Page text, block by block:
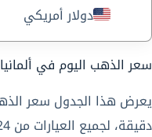
دولار أمريكي
سعر الذهب اليوم في ألمانيا